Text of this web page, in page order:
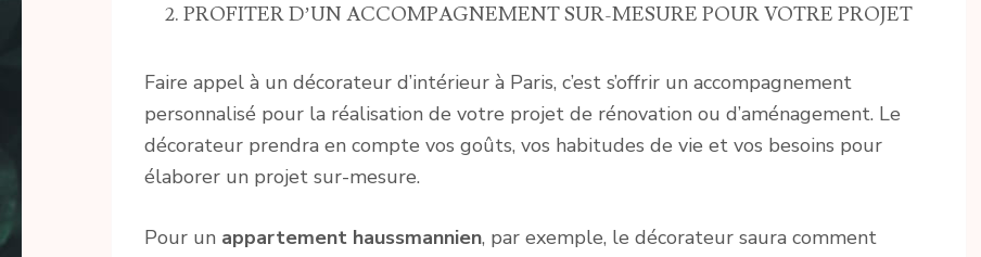
2. PROFITER D’UN ACCOMPAGNEMENT SUR-MESURE POUR VOTRE PROJET
Faire appel à un décorateur d’intérieur à Paris, c’est s’offrir un accompagnement
personnalisé pour la réalisation de votre projet de rénovation ou d’aménagement. Le
décorateur prendra en compte vos goûts, vos habitudes de vie et vos besoins pour
élaborer un projet sur-mesure.
Pour un appartement haussmannien, par exemple, le décorateur saura comment